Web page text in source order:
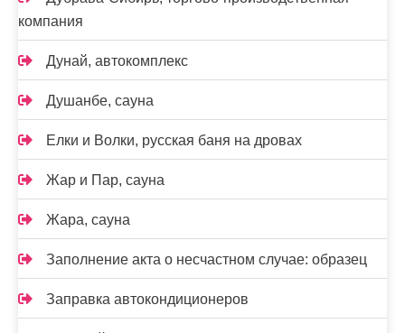
компания
Дунай, автокомплекс
Душанбе, сауна
Елки и Волки, русская баня на дровах
Жар и Пар, сауна
Жара, сауна
Заполнение акта о несчастном случае: образец
Заправка автокондиционеров